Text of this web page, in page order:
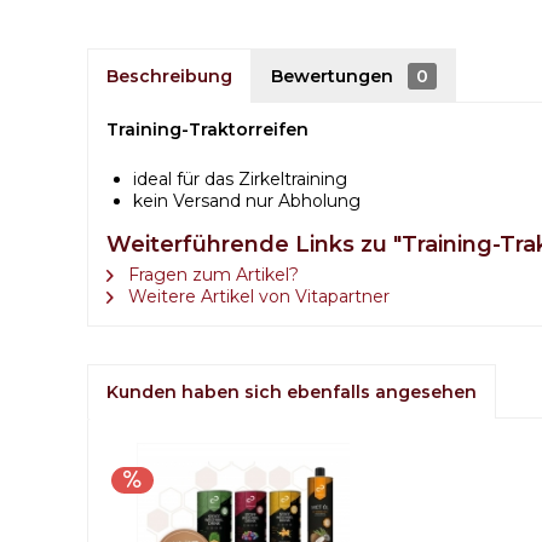
Beschreibung Bewertungen 0
Training-Traktorreifen
ideal für das Zirkeltraining
kein Versand nur Abholung
Weiterführende Links zu "Training-
Fragen zum Artikel?
Weitere Artikel von Vitapartner
Kunden haben sich ebenfalls angesehen